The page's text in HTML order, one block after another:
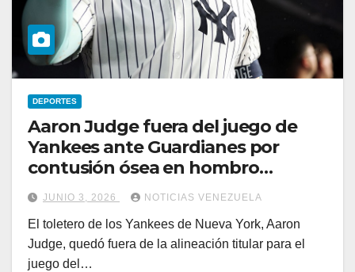
DEPORTES
Aaron Judge fuera del juego de
Yankees ante Guardianes por
contusión ósea en hombro
derecho
JUNIO 3, 2026 NOTICIAS VENEZUELA
El toletero de los Yankees de Nueva York, Aaron
Judge, quedó fuera de la alineación titular para el
juego del…